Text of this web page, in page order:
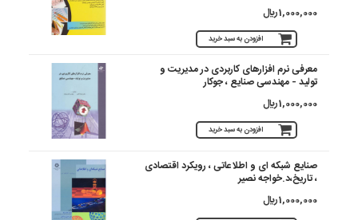
1,000,000 ريال
افزودن به سبد خرید
معرفی نرم افزارهای کاربردی در مدیریت و
تولید - مهندسی صنایع ، جوکار
1,000,000 ريال
افزودن به سبد خرید
صنایع شبکه ای و اطلاعاتی ، رویکرد اقتصادی
، تاریخ،د.خواجه نصیر
1,000,000 ريال